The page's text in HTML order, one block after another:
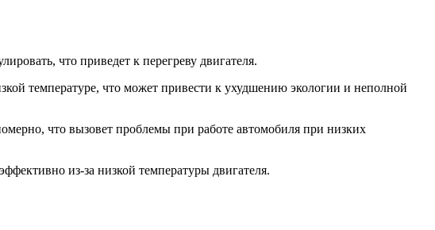
что приведет к перегреву двигателя.
температуре, что может привести к ухудшению экологии и неполной
что вызовет проблемы при работе автомобиля при низких
из-за низкой температуры двигателя.